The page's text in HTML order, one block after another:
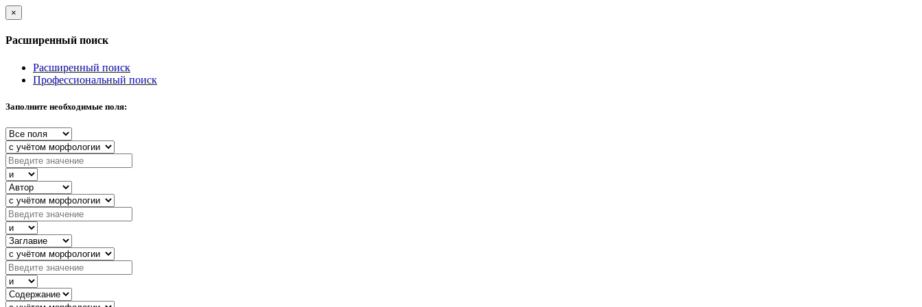
×
Расширенный поиск
Расширенный поиск
Профессиональный поиск
Заполните необходимые поля: